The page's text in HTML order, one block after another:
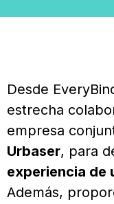
Desde
estrecha
empresa
Urbaser, para
experiencia de
Además,